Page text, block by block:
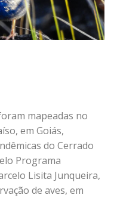
mapeadas no
em Goiás,
do Cerrado
Programa
Lisita Junqueira,
de aves, em